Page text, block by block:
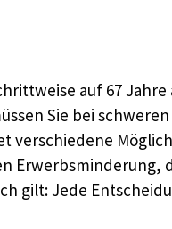
auf 67
Sie bei
verschiedene
gilt: Jede